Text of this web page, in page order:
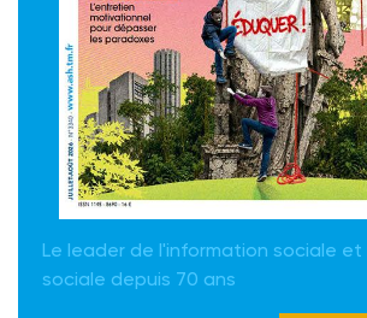
Le leader de l'information sociale
sociale depuis 70 ans